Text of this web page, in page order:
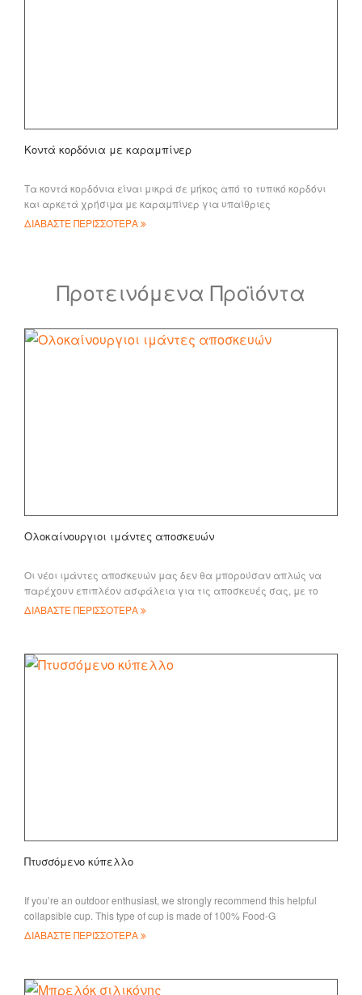
Κοντά κορδόνια με καραμπίνερ
Τα κοντά κορδόνια είναι μικρά σε μήκος από το τυπικό κορδόνι
και αρκετά χρήσιμα με καραμπίνερ για υπαίθριες
δραστηριότητες όπως κυνήγι/πεζοπορία
ΔΙΑΒΑΣΤΕ ΠΕΡΙΣΣΟΤΕΡΑ
Προτεινόμενα Προϊόντα
Ολοκαίνουργιοι ιμάντες αποσκευών
Οι νέοι ιμάντες αποσκευών μας δεν θα μπορούσαν απλώς να
παρέχουν επιπλέον ασφάλεια για τις αποσκευές σας, με το
δικό σας λογότυπο, αλλά και να κάνουν τις αποσκευές σας
ΔΙΑΒΑΣΤΕ ΠΕΡΙΣΣΟΤΕΡΑ
Πτυσσόμενο κύπελλο
If you’re an outdoor enthusiast, we strongly recommend this helpful
collapsible cup. This type of cup is made of 100% Food-G
ΔΙΑΒΑΣΤΕ ΠΕΡΙΣΣΟΤΕΡΑ